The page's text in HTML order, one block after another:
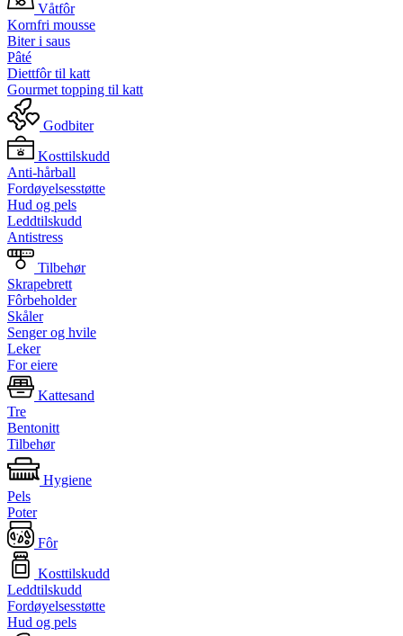
Våtfôr
Kornfri mousse
Biter i saus
Pâté
Diettfôr til katt
Gourmet topping til katt
Godbiter
Kosttilskudd
Anti-hårball
Fordøyelsesstøtte
Hud og pels
Leddtilskudd
Antistress
Tilbehør
Skrapebrett
Fôrbeholder
Skåler
Senger og hvile
Leker
For eiere
Kattesand
Tre
Bentonitt
Tilbehør
Hygiene
Pels
Poter
Fôr
Kosttilskudd
Leddtilskudd
Fordøyelsesstøtte
Hud og pels